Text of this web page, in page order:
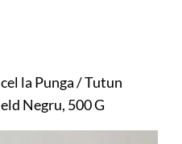
la Punga/ Tutun
Negru, 500 G